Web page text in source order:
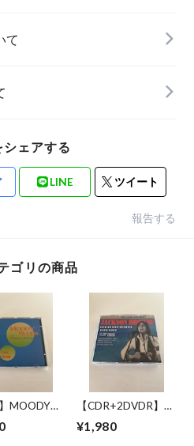
て
ェアする
LINE ツイート
報告する
ゴリの商品
MOODY
【CDR+2DVDR】
JACKSON BROWNE
/ GREAT
¥1,980